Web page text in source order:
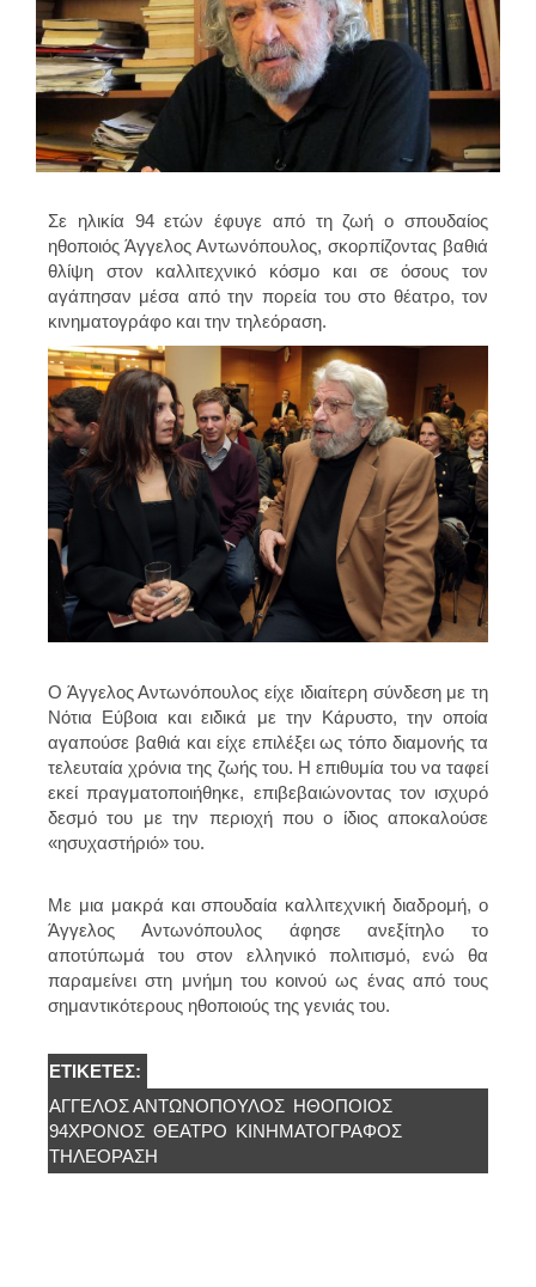
Σε ηλικία 94 ετών έφυγε από τη ζωή ο σπουδαίος
ηθοποιός Άγγελος Αντωνόπουλος, σκορπίζοντας βαθιά
θλίψη στον καλλιτεχνικό κόσμο και σε όσους τον
αγάπησαν μέσα από την πορεία του στο θέατρο, τον
κινηματογράφο και την τηλεόραση.
Ο Άγγελος Αντωνόπουλος είχε ιδιαίτερη σύνδεση με τη
Νότια Εύβοια και ειδικά με την Κάρυστο, την οποία
αγαπούσε βαθιά και είχε επιλέξει ως τόπο διαμονής τα
τελευταία χρόνια της ζωής του. Η επιθυμία του να ταφεί
εκεί πραγματοποιήθηκε, επιβεβαιώνοντας τον ισχυρό
δεσμό του με την περιοχή που ο ίδιος αποκαλούσε
«ησυχαστήριό» του.
Με μια μακρά και σπουδαία καλλιτεχνική διαδρομή, ο
Άγγελος Αντωνόπουλος άφησε ανεξίτηλο το
αποτύπωμά του στον ελληνικό πολιτισμό, ενώ θα
παραμείνει στη μνήμη του κοινού ως ένας από τους
σημαντικότερους ηθοποιούς της γενιάς του.
ΕΤΙΚΈΤΕΣ:
ΆΓΓΕΛΟΣ ΑΝΤΩΝΌΠΟΥΛΟΣ ΗΘΟΠΟΙΌΣ
94ΧΡΟΝΟΣ ΘΈΑΤΡΟ ΚΙΝΗΜΑΤΟΓΡΑΦΟΣ
ΤΗΛΕΌΡΑΣΗ